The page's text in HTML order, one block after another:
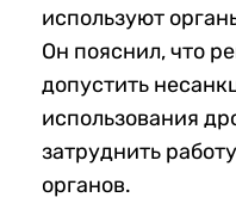
используют
Он пояснил, что
допустить
использования
затруднить
органов.